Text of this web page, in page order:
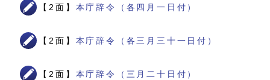
【2面】 本庁辞令（各四月一日付）
【2面】 本庁辞令（各三月三十一日付）
【2面】 本庁辞令（三月二十日付）